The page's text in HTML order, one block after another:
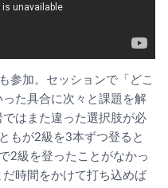
参加。セッションで「どこ
た具合に次々と課題を解
はまた違った選択肢が必
もが2級を3本ずつ登ると
2級を登ったことがなかっ
時間をかけて打ち込めば